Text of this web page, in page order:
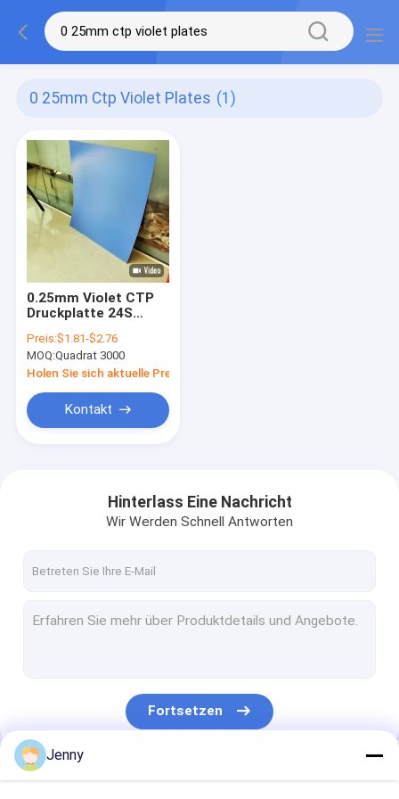
0 25mm Ctp Violet Plates (1)
0.25mm Violet CTP
Druckplatte 24S
Zeitungsdruck
Preis:$1.81-$2.76
MOQ:Quadrat 3000
Holen Sie sich aktuelle Preis
Kontakt
Hinterlass Eine Nachricht
Wir Werden Schnell Antworten
Fortsetzen
Unsere Kategorien
Jenny